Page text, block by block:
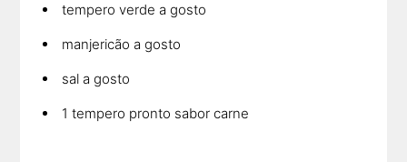
tempero verde a gosto
manjericão a gosto
sal a gosto
1 tempero pronto sabor carne